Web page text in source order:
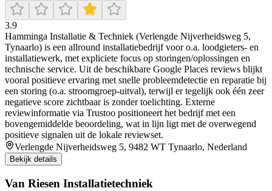
3.9
Hamminga Installatie & Techniek (Verlengde Nijverheidsweg 5,
Tynaarlo) is een allround installatiebedrijf voor o.a. loodgieters- en
installatiewerk, met expliciete focus op storingen/oplossingen en
technische service. Uit de beschikbare Google Places reviews blijkt
vooral positieve ervaring met snelle probleemdetectie en reparatie bij
een storing (o.a. stroomgroep-uitval), terwijl er tegelijk ook één zeer
negatieve score zichtbaar is zonder toelichting. Externe
reviewinformatie via Trustoo positioneert het bedrijf met een
bovengemiddelde beoordeling, wat in lijn ligt met de overwegend
positieve signalen uit de lokale reviewset.
Verlengde Nijverheidsweg 5, 9482 WT Tynaarlo, Nederland
Bekijk details
Van Riesen Installatietechniek